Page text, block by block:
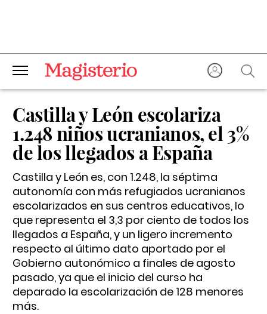
Castilla y León escolariza
1.248 niños ucranianos, el 3%
de los llegados a España
Castilla y León es, con 1.248, la séptima
autonomía con más refugiados ucranianos
escolarizados en sus centros educativos, lo
que representa el 3,3 por ciento de todos los
llegados a España, y un ligero incremento
respecto al último dato aportado por el
Gobierno autonómico a finales de agosto
pasado, ya que el inicio del curso ha
deparado la escolarización de 128 menores
más.